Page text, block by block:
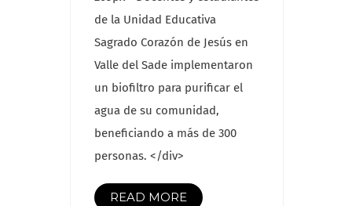
de la Unidad Educativa
Sagrado Corazón de Jesús en
Valle del Sade implementaron
un biofiltro para purificar el
agua de su comunidad,
beneficiando a más de 300
personas. </div>
READ MORE